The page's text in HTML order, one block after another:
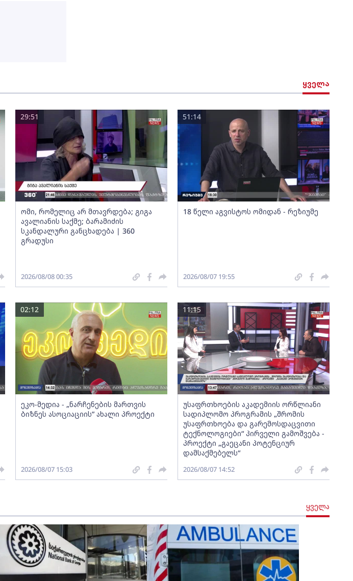
ყველა
ომი, რომელიც არ მთავრდება; გიგა
ავალიანის საქმე; ბარამიძის
სკანდალური განცხადება | 360
გრადუსი
29:51
2026/08/08 00:35
18 წელი აგვისტოს ომიდან - რეზიუმე
51:14
2026/08/07 19:55
ეკო-მედია - „ნარჩენების მართვის
ბიზნეს ასოციაციის” ახალი პროექტი
02:12
2026/08/07 15:03
უსაფრთხოების აკადემიის ორწლიანი
სადიპლომო პროგრამის „შრომის
უსაფრთხოება და გარემოსდაცვითი
ტექნოლოგიები“ პირველი გამოშვება -
პროექტი „გაეცანი პოტენციურ
დამსაქმებელს“
11:15
2026/08/07 14:52
ყველა